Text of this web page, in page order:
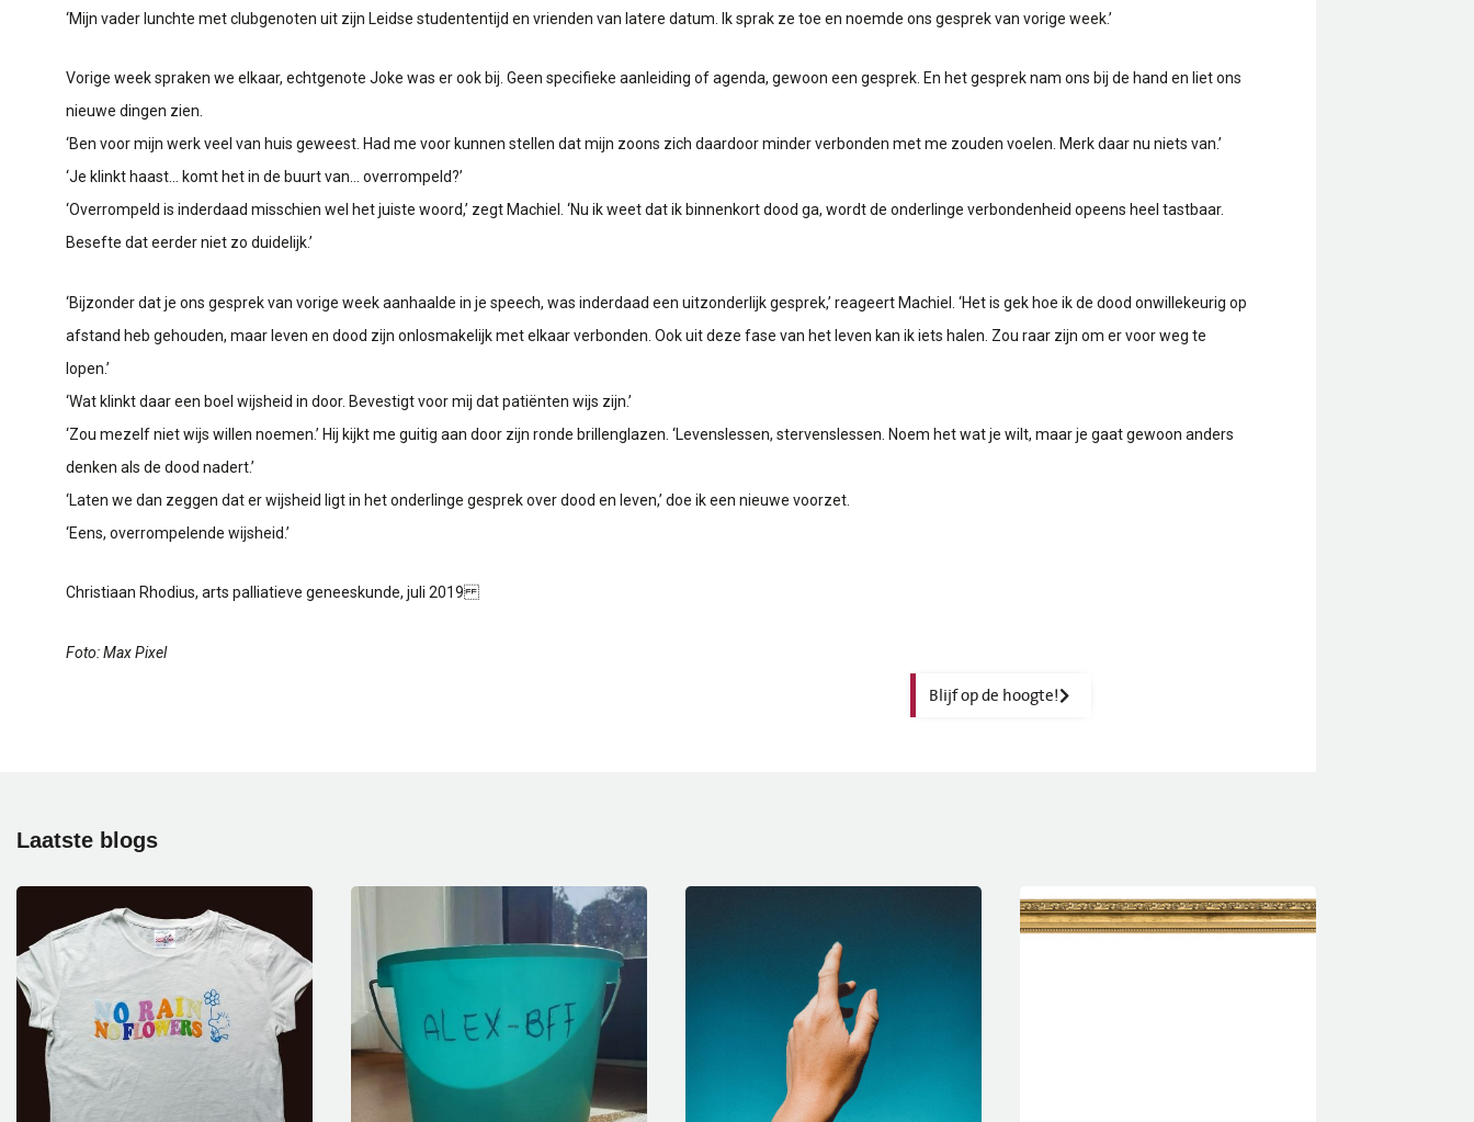
‘Mijn vader lunchte met clubgenoten uit zijn Leidse studententijd en vrienden van latere datum. Ik sprak ze toe en noemde ons gesprek van vorige week.’
Vorige week spraken we elkaar, echtgenote Joke was er ook bij. Geen specifieke aanleiding of agenda, gewoon een gesprek. En het gesprek nam ons bij de hand en liet ons
nieuwe dingen zien.
‘Ben voor mijn werk veel van huis geweest. Had me voor kunnen stellen dat mijn zoons zich daardoor minder verbonden met me zouden voelen. Merk daar nu niets van.’
‘Je klinkt haast… komt het in de buurt van… overrompeld?’
‘Overrompeld is inderdaad misschien wel het juiste woord,’ zegt Machiel. ‘Nu ik weet dat ik binnenkort dood ga, wordt de onderlinge verbondenheid opeens heel tastbaar.
Besefte dat eerder niet zo duidelijk.’
‘Bijzonder dat je ons gesprek van vorige week aanhaalde in je speech, was inderdaad een uitzonderlijk gesprek,’ reageert Machiel. ‘Het is gek hoe ik de dood onwillekeurig op
afstand heb gehouden, maar leven en dood zijn onlosmakelijk met elkaar verbonden. Ook uit deze fase van het leven kan ik iets halen. Zou raar zijn om er voor weg te
lopen.’
‘Wat klinkt daar een boel wijsheid in door. Bevestigt voor mij dat patiënten wijs zijn.’
‘Zou mezelf niet wijs willen noemen.’ Hij kijkt me guitig aan door zijn ronde brillenglazen. ‘Levenslessen, stervenslessen. Noem het wat je wilt, maar je gaat gewoon anders
denken als de dood nadert.’
‘Laten we dan zeggen dat er wijsheid ligt in het onderlinge gesprek over dood en leven,’ doe ik een nieuwe voorzet.
‘Eens, overrompelende wijsheid.’
Christiaan Rhodius, arts palliatieve geneeskunde, juli 2019
Foto: Max Pixel
Blijf op de hoogte!
Laatste blogs